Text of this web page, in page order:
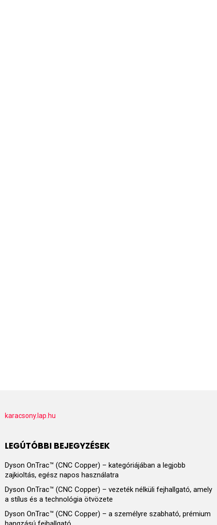
karacsony.lap.hu
LEGÚTÓBBI BEJEGYZÉSEK
Dyson OnTrac™ (CNC Copper) – kategóriájában a legjobb
zajkioltás, egész napos használatra
Dyson OnTrac™ (CNC Copper) – vezeték nélküli fejhallgató, amely
a stílus és a technológia ötvözete
Dyson OnTrac™ (CNC Copper) – a személyre szabható, prémium